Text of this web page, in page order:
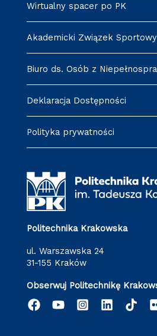
Wirtualny spacer po PK
Akademicki Związek Sportowy
Biuro ds. Osób z
Deklaracja Dostępności
Polityka prywatności
Politechnika Krakowska
ul. Warszawska 24
31-155 Kraków
Obserwuj Politechnikę